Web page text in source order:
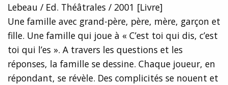
Lebeau / Ed. Théâtrales / 2001 [Livre]
Une famille avec grand-père, père, mère, garçon et
fille. Une famille qui joue à « C’est toi qui dis, c’est
toi qui l’es ». A travers les questions et les
réponses, la famille se dessine. Chaque joueur, en
répondant, se révèle. Des complicités se nouent et